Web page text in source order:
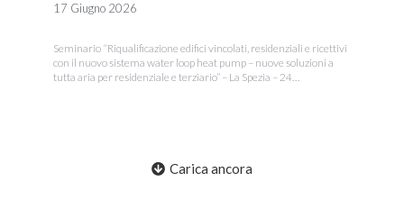
17 Giugno 2026
Seminario “Riqualificazione edifici vincolati, residenziali e ricettivi
con il nuovo sistema water loop heat pump – nuove soluzioni a
tutta aria per residenziale e terziario” – La Spezia – 24…
Carica ancora